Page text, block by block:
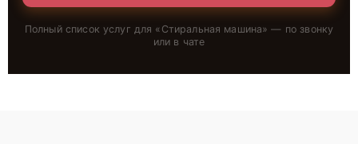
Полный список услуг для « Стиральная машина» — по звонку
или в чате